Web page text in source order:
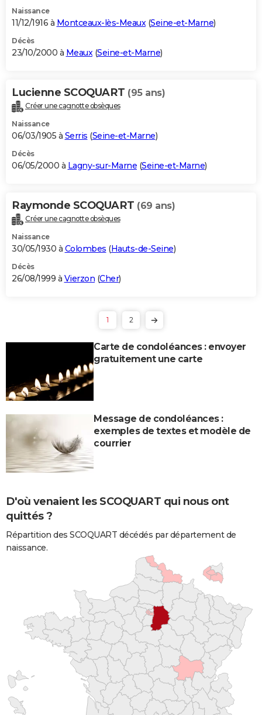
Naissance
11/12/1916 à Montceaux-lès-Meaux(Seine-et-Marne)
Décès
23/10/2000 à Meaux(Seine-et-Marne)
Lucienne SCOQUART (95 ans)
Créer une cagnotte obsèques
Naissance
06/03/1905 à Serris (Seine-et-Marne)
Décès
06/05/2000 à Lagny-sur-Marne (Seine-et-Marne)
Raymonde SCOQUART (69 ans)
Créer une cagnotte obsèques
Naissance
30/05/1930 à Colombes (Hauts-de-Seine)
Décès
26/08/1999 à Vierzon (Cher)
1 2
Carte de condoléances : envoyer
gratuitement une carte
Message de condoléances :
exemples de textes et modèle de
courrier
D'où venaient les SCOQUART qui nous ont
quittés ?
Répartition des SCOQUART décédés par département de
naissance.